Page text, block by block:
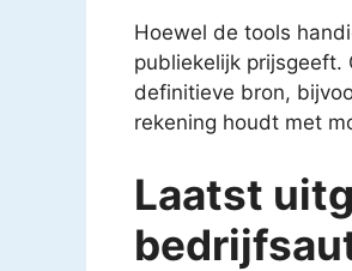
Hoewel de tools
publiekelijk prijsgeeft.
definitieve bron,
rekening houdt met
Laatst